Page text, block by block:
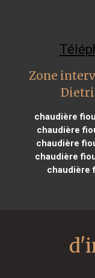
Zone
chaudière
chaudière
chaudière
chaudière
chaudière